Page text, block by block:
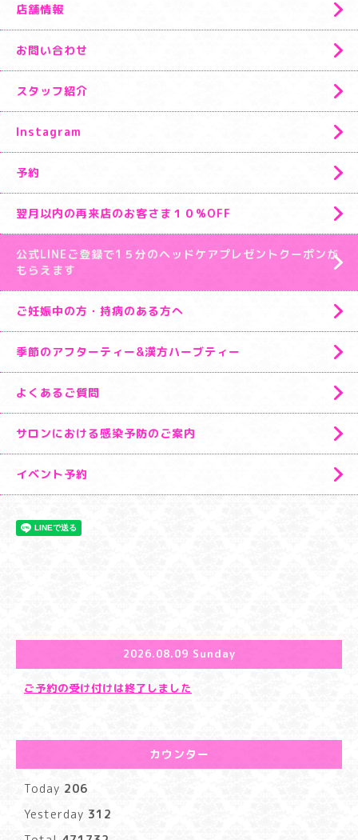
店舗情報
お問い合わせ
スタッフ紹介
Instagram
予約
翌月以内の再来店のお客さま１０%OFF
公式LINEご登録で1５分のヘッドケアプレゼントクーポンが
もらえます
ご妊娠中の方・持病のある方へ
季節のアフターティー&漢方ハーブティー
よくあるご質問
サロンにおける感染予防のご案内
イベント予約
2026.08.09 Sunday
ご予約の受け付けは終了しました
カウンター
Today 206
Yesterday 312